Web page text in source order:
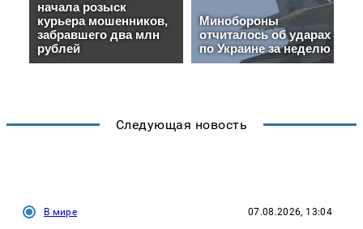
Следующая новость
В мире 07.08.2026, 13:04